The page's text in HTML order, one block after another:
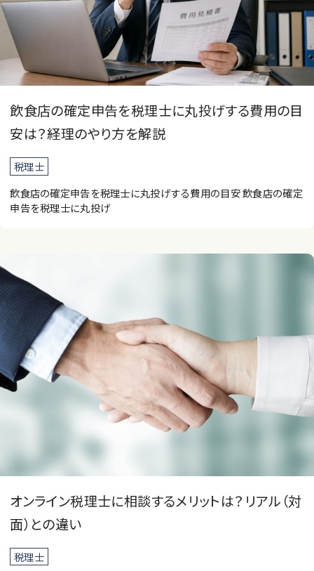
飲食店の確定申告を税理士に丸投げする費用の目
安は？経理のやり方を解説
税理士
飲食店の確定申告を税理士に丸投げする費用の目安 飲食店の確定
申告を税理士に丸投げ
オンライン税理士に相談するメリットは？リアル（対
面）との違い
税理士